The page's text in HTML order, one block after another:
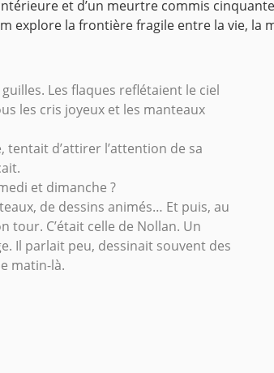
et d’un meurtre commis
explore la frontière fragile entre la vie, la
Les ﬂaques reﬂétaient le ciel
les cris joyeux et les manteaux
tentait d’attirer l’attention de sa
et dimanche ?
de dessins animés… Et puis, au
tour. C’était celle de Nollan. Un
Il parlait peu, dessinait souvent des
matin-là.